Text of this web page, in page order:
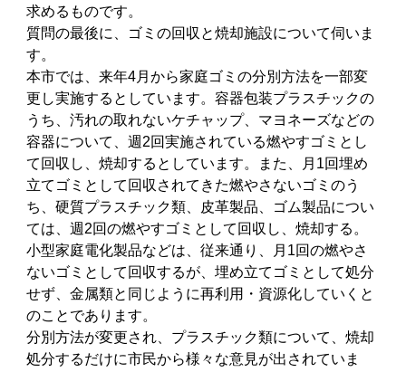
求めるものです。
質問の最後に、ゴミの回収と焼却施設について伺いま
す。
本市では、来年4月から家庭ゴミの分別方法を一部変
更し実施するとしています。容器包装プラスチックの
うち、汚れの取れないケチャップ、マヨネーズなどの
容器について、週2回実施されている燃やすゴミとし
て回収し、焼却するとしています。また、月1回埋め
立てゴミとして回収されてきた燃やさないゴミのう
ち、硬質プラスチック類、皮革製品、ゴム製品につい
ては、週2回の燃やすゴミとして回収し、焼却する。
小型家庭電化製品などは、従来通り、月1回の燃やさ
ないゴミとして回収するが、埋め立てゴミとして処分
せず、金属類と同じように再利用・資源化していくと
のことであります。
分別方法が変更され、プラスチック類について、焼却
処分するだけに市民から様々な意見が出されていま